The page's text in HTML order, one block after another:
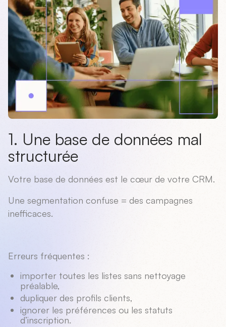
1. Une base de données mal
structurée
Votre base de données est le cœur de votre CRM.
Une segmentation confuse = des campagnes
inefficaces.
Erreurs fréquentes :
importer toutes les listes sans nettoyage
préalable,
dupliquer des profils clients,
ignorer les préférences ou les statuts
d’inscription.